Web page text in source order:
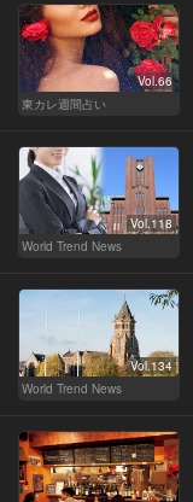
Vol.66
東カレ週間占い
Vol.118
World Trend News
Vol.134
World Trend News